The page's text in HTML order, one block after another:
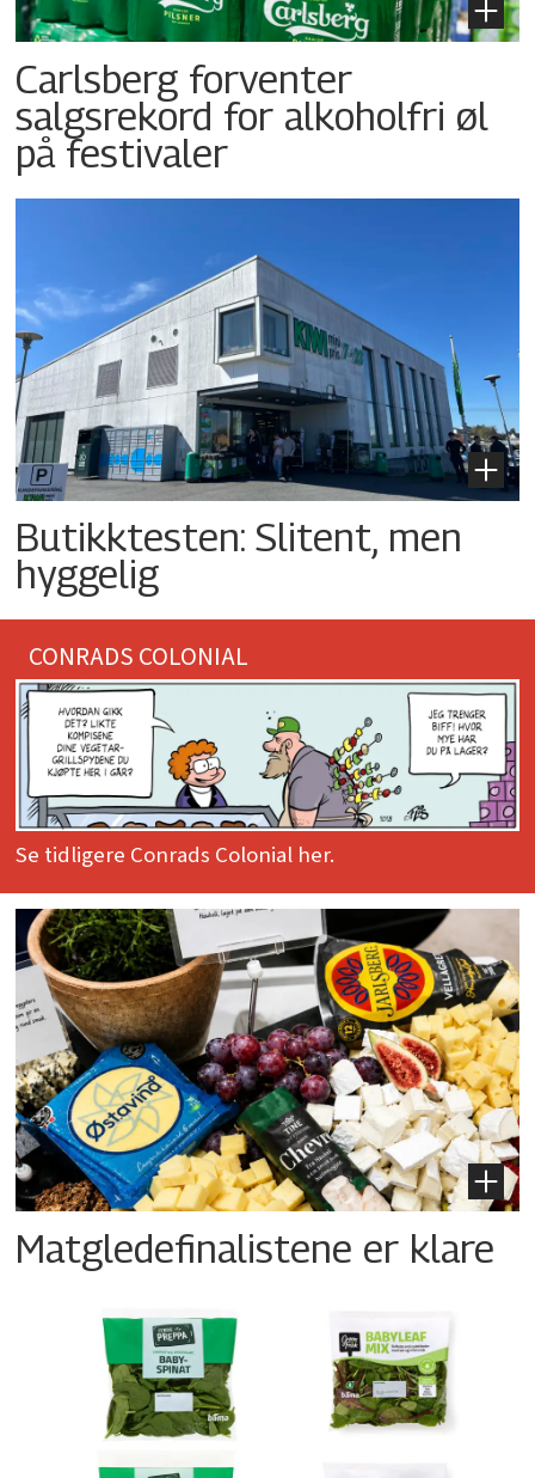
Carlsberg forventer
salgsrekord for alkoholfri øl
på festivaler
Butikktesten: Slitent, men
hyggelig
CONRADS COLONIAL
Se tidligere Conrads Colonial her.
Matgledefinalistene er klare